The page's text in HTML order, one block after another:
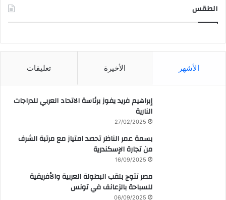
الطقس
الأشهر الأخيرة تعليقات
إبراهيم فريد يفوز برئاسة الاتحاد العربي للدراجات
النارية
27/02/2025
بسمة عمر الناظر تحصد امتياز مع مرتبة الشرف
من تجارة الإسكندرية
16/09/2025
مصر تتوج بلقب البطولة العربية والأفريقية
للسباحة بالزعانف في تونس
06/09/2025